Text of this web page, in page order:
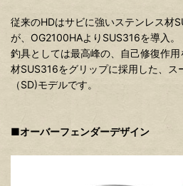
従来のHDはサビに強いステンレス材
が、OG2100HAよりSUS316を導入。
釣具としては最高峰の、自己修復作
材SUS316をグリップに採用した、ス
（SD)モデルです。
■オーバーフェンダーデザイン